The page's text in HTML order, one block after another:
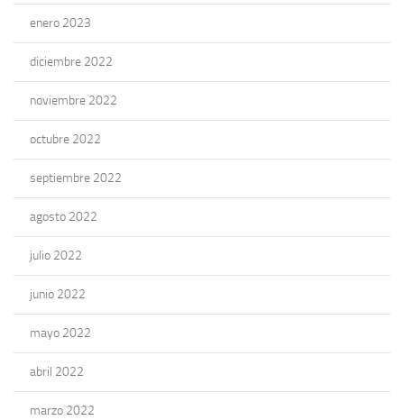
enero 2023
diciembre 2022
noviembre 2022
octubre 2022
septiembre 2022
agosto 2022
julio 2022
junio 2022
mayo 2022
abril 2022
marzo 2022